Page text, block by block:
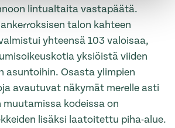
lintualtaita vastapäätä.
talon kahteen
yhteensä 103 valoisaa,
yksiöistä viiden
asuntoihin. Osasta ylimpien
avautuvat näkymät merelle asti
muutamissa kodeissa on
lisäksi laatoitettu piha-alue.